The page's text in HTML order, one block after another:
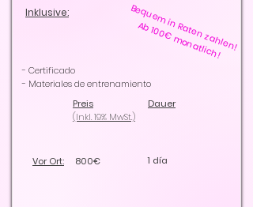
Inklusive: Bequem in Raten zahlen!
Ab 100€ monatlich!
- Certificado
- Materiales de entrenamiento
Preis
(Inkl. 19% MwSt.)
Dauer
Vor Ort: 800€ 1 día